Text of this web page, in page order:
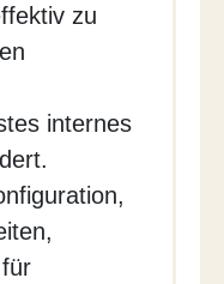
zu
internes